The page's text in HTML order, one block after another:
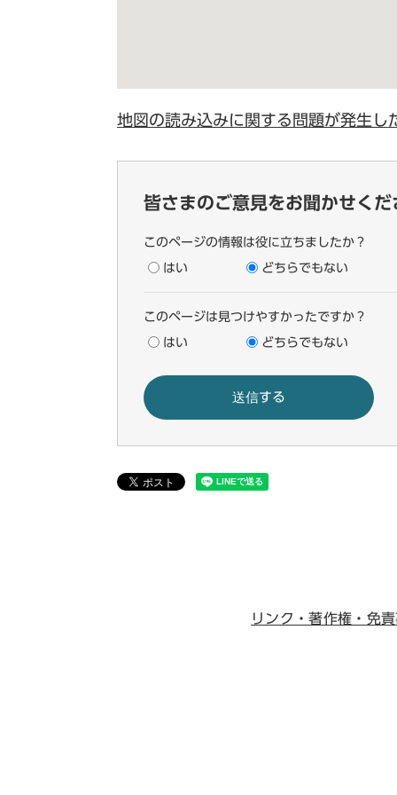
地図の読み込みに関する問題が発生し
皆さまのご意見をお聞かせくだ
このページの情報は役に立ちましたか？
はい どちらでもない
このページは見つけやすかったですか？
はい どちらでもない
リンク・著作権・免